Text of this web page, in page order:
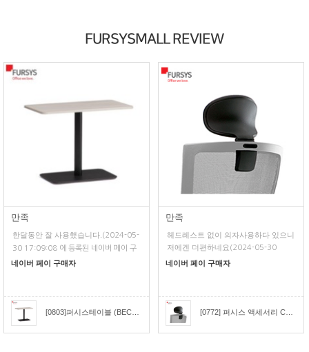
FURSYSMALL REVIEW
만족
한달동안 잘 사용했습니다. (2024-05-
30 17:09:08 에 등록된 네이버 페이 구
매평)
네이버 페이 구매자
[0803]퍼시스테이블 (BECONN)비콘직사각형 회의테이블(W:1000) [CCR010]
만족
헤드레스트 없이 의자사용하다 있으니
저에겐 더편하네요 (2024-05-30
11:17:26 에 등록된 네이버 페이 구매
네이버 페이 구매자
[0772] 퍼시스 액세서리 CHA4300용 헤드레스트 [CH4309H]